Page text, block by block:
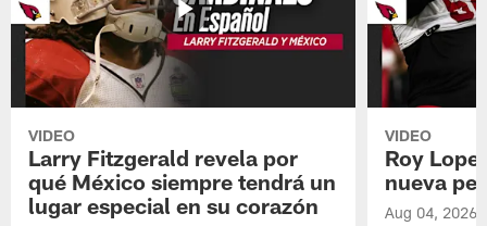
VIDEO
Larry Fitzgerald revela por
qué México siempre tendrá un
lugar especial en su corazón
VIDEO
Roy
nueva
Aug 04, 2026